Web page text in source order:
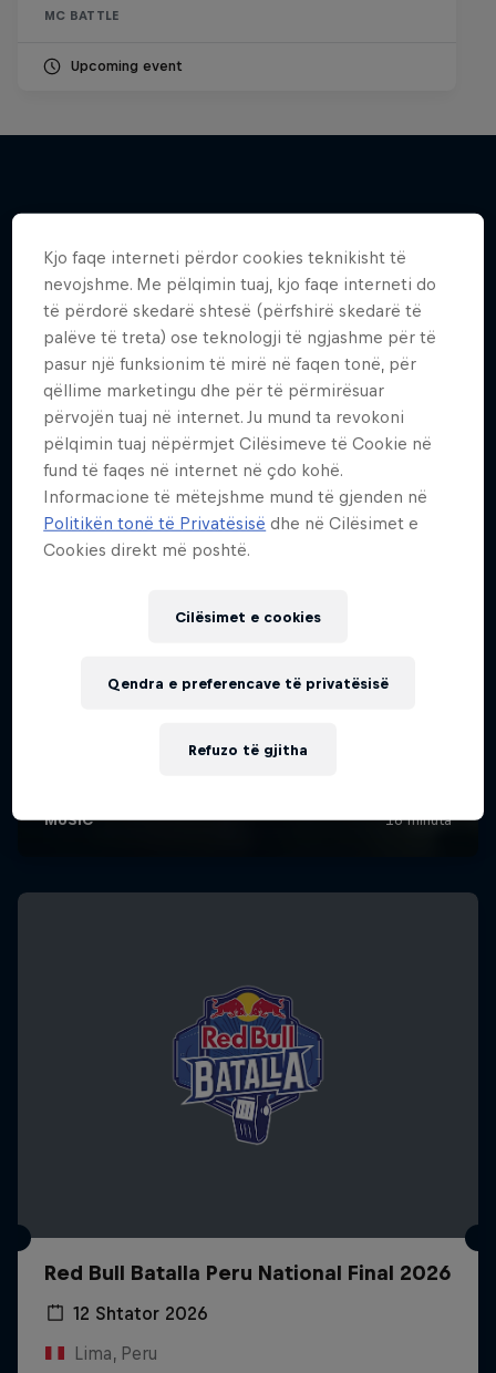
MC BATTLE
Upcoming event
Red Bull Batalla Peru National Final 2026
12 Shtator 2026
Lima, Peru
Kjo faqe interneti përdor cookies teknikisht të
nevojshme. Me pëlqimin tuaj, kjo faqe interneti do
të përdorë skedarë shtesë (përfshirë skedarë të
palëve të treta) ose teknologji të ngjashme për të
pasur një funksionim të mirë në faqen tonë, për
qëllime marketingu dhe për të përmirësuar
përvojën tuaj në internet. Ju mund ta revokoni
pëlqimin tuaj nëpërmjet Cilësimeve të Cookie në
fund të faqes në internet në çdo kohë.
Informacione të mëtejshme mund të gjenden në
Politikën tonë të Privatësisë dhe në Cilësimet e
Cookies direkt më poshtë.
Cilësimet e cookies
Refuzo të gjitha
Qendra e preferencave të privatësisë